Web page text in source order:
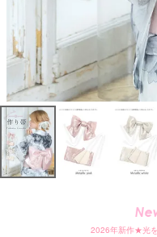
2026年新作★光